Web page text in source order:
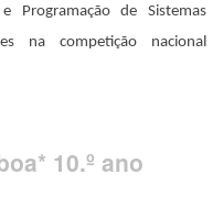
Programação de Sistemas
na competição nacional
10.º ano